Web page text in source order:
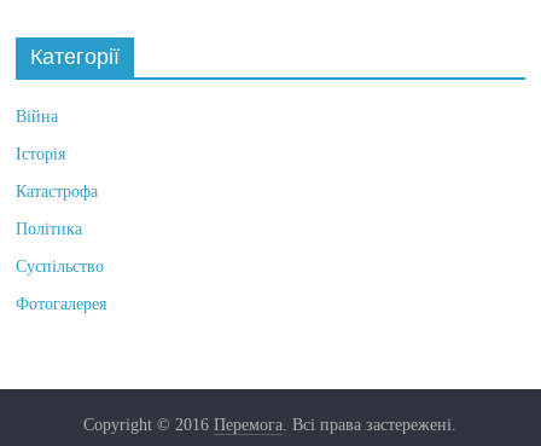
Категорії
Війна
Історія
Катастрофа
Політика
Суспільство
Фотогалерея
Copyright © 2016Перемога. Всі права застережені.